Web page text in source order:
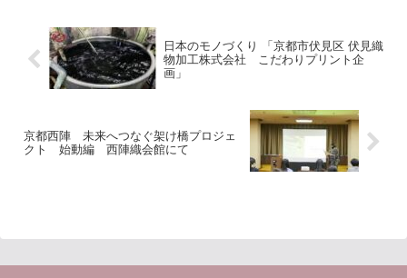
日本のモノづくり 「京都市伏見区 伏見織
物加工株式会社 こだわりプリント企
画」
京都西陣 未来へつなぐ架け橋プロジェ
クト 始動編 西陣織会館にて